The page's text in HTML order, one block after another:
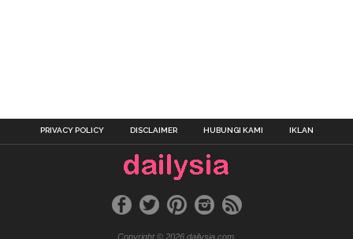
PRIVACY POLICY DISCLAIMER HUBUNGI KAMI IKLAN
Copyright © 2026 dailysia.com.